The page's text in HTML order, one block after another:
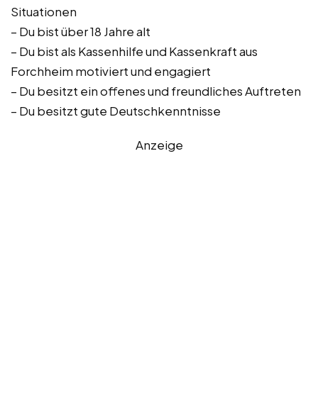
Situationen
– Du bist über 18 Jahre alt
– Du bist als Kassenhilfe und Kassenkraft aus
Forchheim motiviert und engagiert
– Du besitzt ein offenes und freundliches Auftreten
– Du besitzt gute Deutschkenntnisse
Anzeige